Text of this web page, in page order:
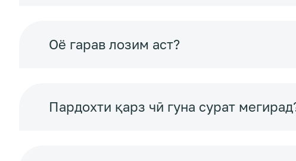
Оё гарав лозим аст?
Пардохти қарз чӣ гуна сурат